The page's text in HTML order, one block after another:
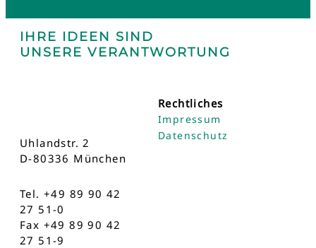
IHRE IDEEN SIND
UNSERE VERANTWORTUNG
Uhlandstr. 2
D-80336 München
Tel. +49 89 90 42
27 51-0
Fax +49 89 90 42
27 51-9
Rechtliches
Impressum
Datenschutz